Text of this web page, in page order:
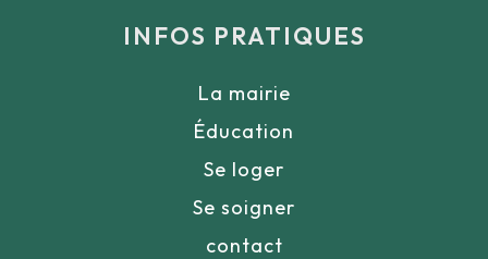
INFOS PRATIQUES
La mairie
Éducation
Se loger
Se soigner
contact